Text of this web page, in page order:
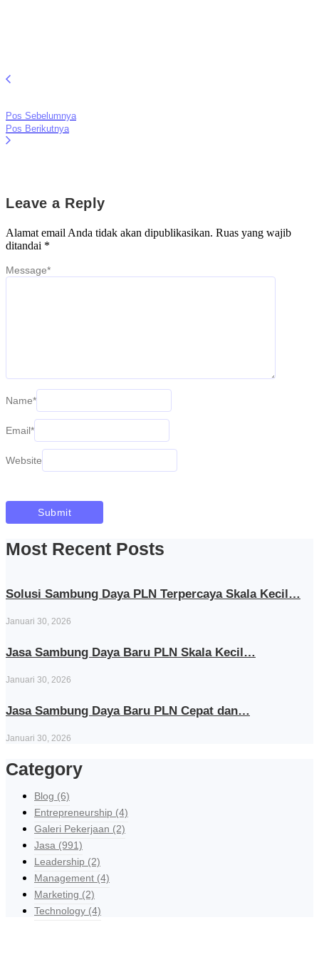
Pos Sebelumnya
Pos Berikutnya
Leave a Reply
Alamat email Anda tidak akan dipublikasikan. Ruas yang wajib
ditandai *
Message*
Name*
Email*
Website
Most Recent Posts
Solusi Sambung Daya PLN Terpercaya Skala Kecil…
Januari 30, 2026
Jasa Sambung Daya Baru PLN Skala Kecil…
Januari 30, 2026
Jasa Sambung Daya Baru PLN Cepat dan…
Januari 30, 2026
Category
Blog (6)
Entrepreneurship (4)
Galeri Pekerjaan (2)
Jasa (991)
Leadership (2)
Management (4)
Marketing (2)
Technology (4)